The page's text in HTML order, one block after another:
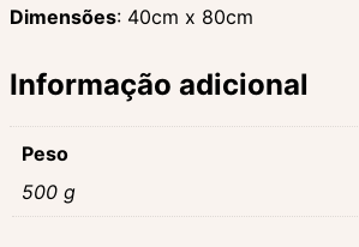
Dimensões: 40cm x 80cm
Informação adicional
Peso
500 g